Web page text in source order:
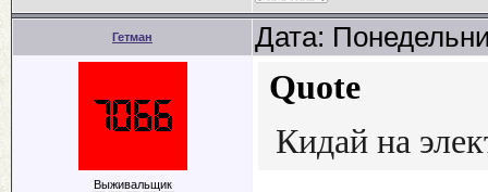
Гетман Дата:
Выживальщик
Quote
Кидай на